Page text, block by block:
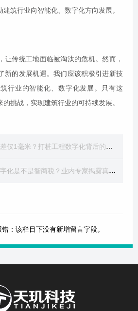
筑行业向智能化、数字化方向发展。
让传统工地面临被淘汰的危机。然而，
新的发展机遇。我们应该积极引进新技
行业的智能化、数字化发展。只有这
挑战，实现建筑行业的可持续发展。
1毫米？打桩工程数字化背后的黑科技！​
化是不是智商税？业内专家揭露真相！​
：该栏目下没有新增留言字段。